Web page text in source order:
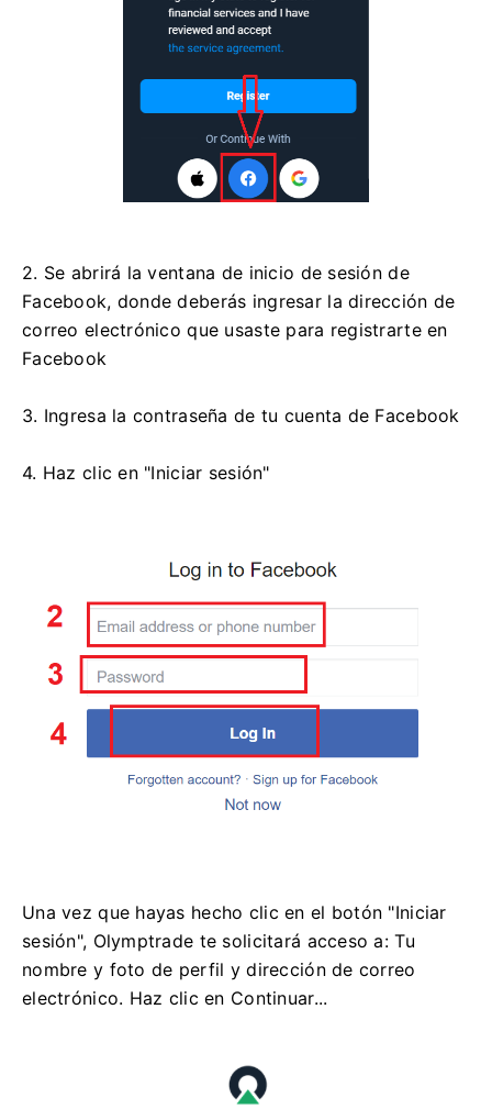
2. Se abrirá la ventana de inicio de sesión de
Facebook, donde deberás ingresar la dirección de
correo electrónico que usaste para registrarte en
Facebook
3. Ingresa la contraseña de tu cuenta de Facebook
4. Haz clic en "Iniciar sesión"
Una vez que hayas hecho clic en el botón "Iniciar
sesión", Olymptrade te solicitará acceso a: Tu
nombre y foto de perfil y dirección de correo
electrónico. Haz clic en Continuar...